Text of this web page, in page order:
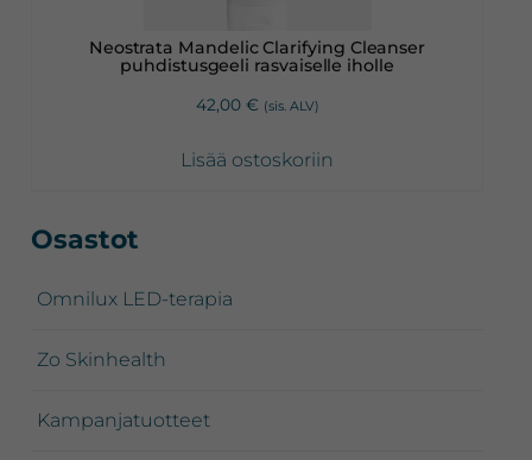
Neostrata Mandelic Clarifying Cleanser
puhdistusgeeli rasvaiselle iholle
42,00 € (sis. ALV)
Lisää ostoskoriin
Ensisijainen
Osastot
Omnilux LED-terapia
Zo Skinhealth
Kampanjatuotteet